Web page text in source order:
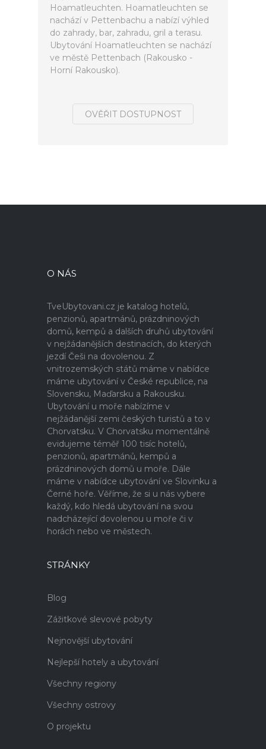
Hoamatleuchten. Hoamatleuchten se
nachází v Pettenbachu a nabízí výhled
do zahrady, bar, zahradu, gril a terasu.
Ubytování Hoamatleuchten se nachází
ve městě Pettenbach (Rakousko -
Horní Rakousko).
OVĚŘIT DOSTUPNOST
O NÁS
TveUbytovani.cz je katalog hotelů,
penzionů, apartmánů, prázdninových
domů, kempů a dalších druhů ubytování
v nejžádanějších destinacích, do kterých
jezdí Češi na dovolenou. Z
vnitrozemských států máme v nabídce
máme ubytování v České republice, na
Slovensku, Maďarsku a Rakousku.
Ubytování u moře nabízíme v
nejžádanější zemi českých turistů a to v
Chorvatsku. V Chorvatsku momentálně
evidujeme téměř 100 tisíc hotelů,
penzionů, apartmánů, kempů a
prázdninových domů u moře. Dále
máme v nabídce ubytování ve Slovinku a
Černé hoře. Věříme, že si u nás vybere
každý, kdo hledá ubytování na svou
nadcházející dovolenou u moře či v
horách nebo ve městech.
STRÁNKY
Blog
Zážitkové slevové pobyty
Nejnovější ubytování
Nejlepší hotely a ubytování
Všechny regiony
Všechny ostrovy
O projektu